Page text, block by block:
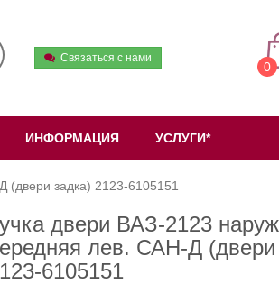
Связаться с нами
0
ИНФОРМАЦИЯ УСЛУГИ*
задка) 2123-6105151
двери ВАЗ-2123
лев. САН-Д (двери
6105151